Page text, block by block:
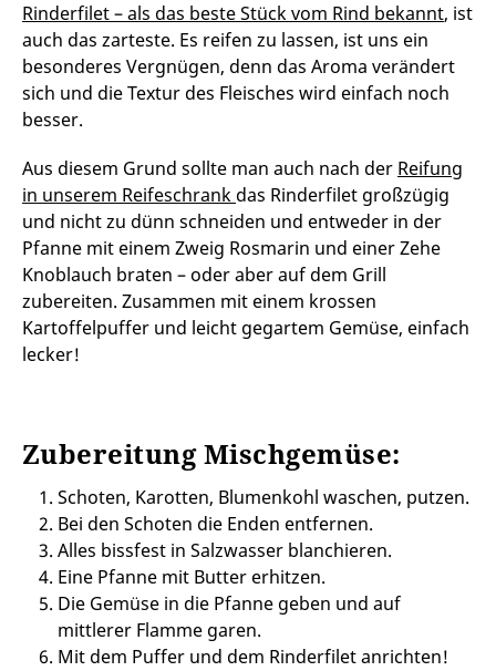
Rinderfilet – als das beste Stück vom Rind bekannt, ist
auch das zarteste. Es reifen zu lassen, ist uns ein
besonderes Vergnügen, denn das Aroma verändert
sich und die Textur des Fleisches wird einfach noch
besser.
Aus diesem Grund sollte man auch nach der Reifung
in unserem Reifeschrank das Rinderfilet großzügig
und nicht zu dünn schneiden und entweder in der
Pfanne mit einem Zweig Rosmarin und einer Zehe
Knoblauch braten – oder aber auf dem Grill
zubereiten. Zusammen mit einem krossen
Kartoffelpuffer und leicht gegartem Gemüse, einfach
lecker!
Zubereitung Mischgemüse:
Schoten, Karotten, Blumenkohl waschen, putzen.
Bei den Schoten die Enden entfernen.
Alles bissfest in Salzwasser blanchieren.
Eine Pfanne mit Butter erhitzen.
Die Gemüse in die Pfanne geben und auf
mittlerer Flamme garen.
Mit dem Puffer und dem Rinderfilet anrichten!